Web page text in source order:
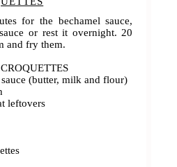
for the bechamel sauce,
or rest it overnight. 20
and fry them.
(butter, milk and flour)
leftovers